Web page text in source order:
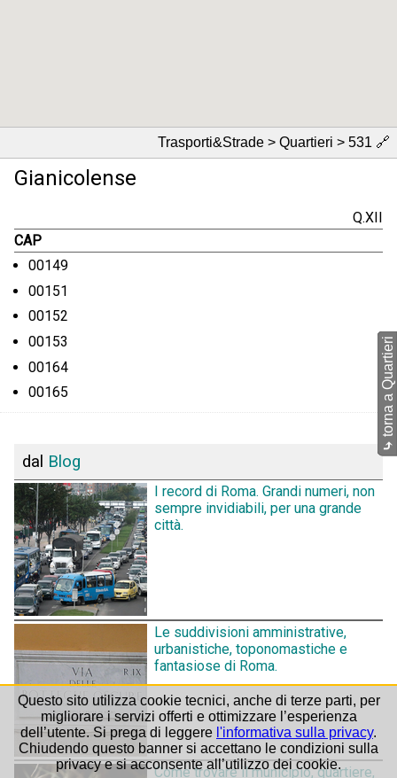
Trasporti&Strade > Quartieri > 531 🔗
Gianicolense
Q.XII
CAP
00149
00151
00152
00153
00164
00165
dal Blog
I record di Roma. Grandi numeri, non
sempre invidiabili, per una grande
città.
Le suddivisioni amministrative,
urbanistiche, toponomastiche e
fantasiose di Roma.
Come trovare il municipio, quartiere,
⤷
torna a Quartieri
Questo sito utilizza cookie tecnici, anche di terze parti, per
migliorare i servizi offerti e ottimizzare l’esperienza
dell’utente. Si prega di leggere l'informativa sulla privacy.
Chiudendo questo banner si accettano le condizioni sulla
privacy e si acconsente all’utilizzo dei cookie.